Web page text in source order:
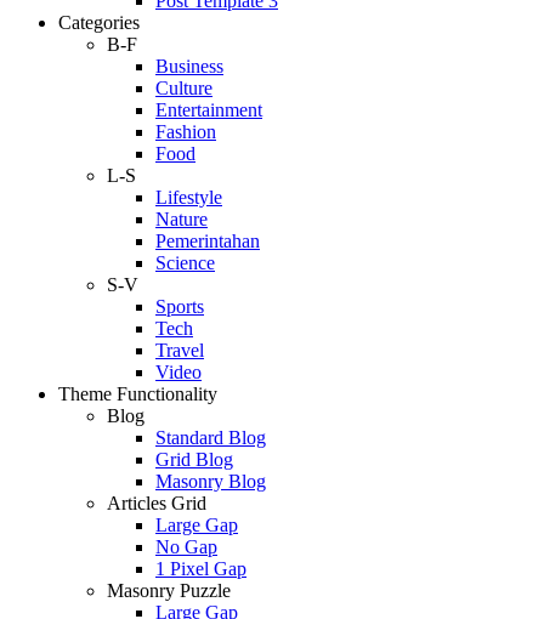
Categories
B-F
Business
Culture
Entertainment
Fashion
Food
L-S
Lifestyle
Nature
Pemerintahan
Science
S-V
Sports
Tech
Travel
Video
Theme Functionality
Blog
Standard Blog
Grid Blog
Masonry Blog
Articles Grid
Large Gap
No Gap
1 Pixel Gap
Masonry Puzzle
Large Gap